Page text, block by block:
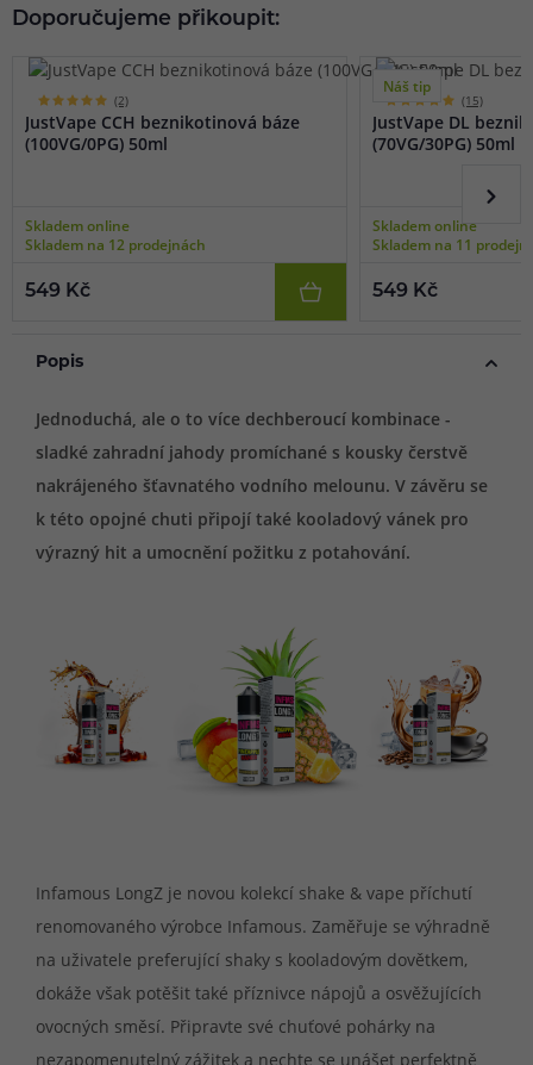
Doporučujeme přikoupit:
(2)
JustVape CCH beznikotinová báze
(100VG/0PG) 50ml
Skladem online
Skladem na 12 prodejnách
549 Kč
Náš tip
(15)
JustVape DL
(70VG/30PG) 50ml
Skladem online
Skladem na 11
549 Kč
Popis
Jednoduchá, ale o to více dechberoucí kombinace -
sladké zahradní jahody promíchané s kousky čerstvě
nakrájeného šťavnatého vodního melounu. V závěru se
k této opojné chuti připojí také kooladový vánek pro
výrazný hit a umocnění požitku z potahování.
Infamous LongZ je novou kolekcí shake & vape příchutí
renomovaného výrobce Infamous. Zaměřuje se výhradně
na uživatele preferující shaky s kooladovým dovětkem,
dokáže však potěšit také příznivce nápojů a osvěžujících
ovocných směsí. Připravte své chuťové pohárky na
nezapomenutelný zážitek a nechte se unášet perfektně